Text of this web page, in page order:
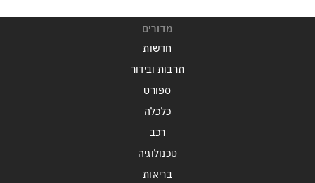
מדורים
חדשות
תרבות ובידור
ספורט
כלכלה
רכב
טכנולוגיה
בריאות